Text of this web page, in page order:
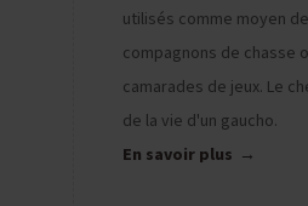
utilisés comme moyen
compagnons de chasse
camarades de jeux. Le
de la vie d'un gaucho.
En savoir plus